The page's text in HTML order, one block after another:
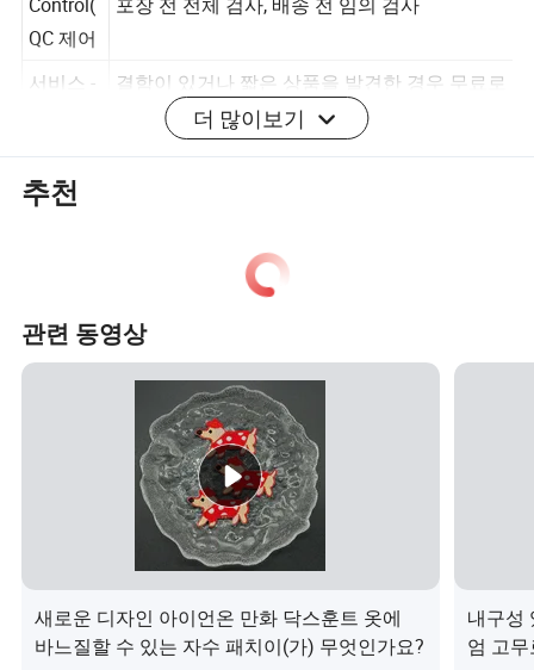
Control(
QC 제어
결함이 있거나 짧은 상품을 발견한 경우 무료로
c) 신용 거래 고객을 위한 결제 서비스만 제공.
샘플 운송에 대한 공구 비용으로 샘플 비용이 청
구됩니다 구매자의 계정으로 요금을 청구하십
시오
MOQ는 제한 없음
첫 주문 시 5% 할인
저렴한 운송 요금. 문 배달
더 많이보기
추천
관련 동영상
새로운 디자인 아이언온 만화 닥스훈트 옷에
바느질할 수 있는 자수 패치이(가) 무엇인가요?
내구성
엄 고